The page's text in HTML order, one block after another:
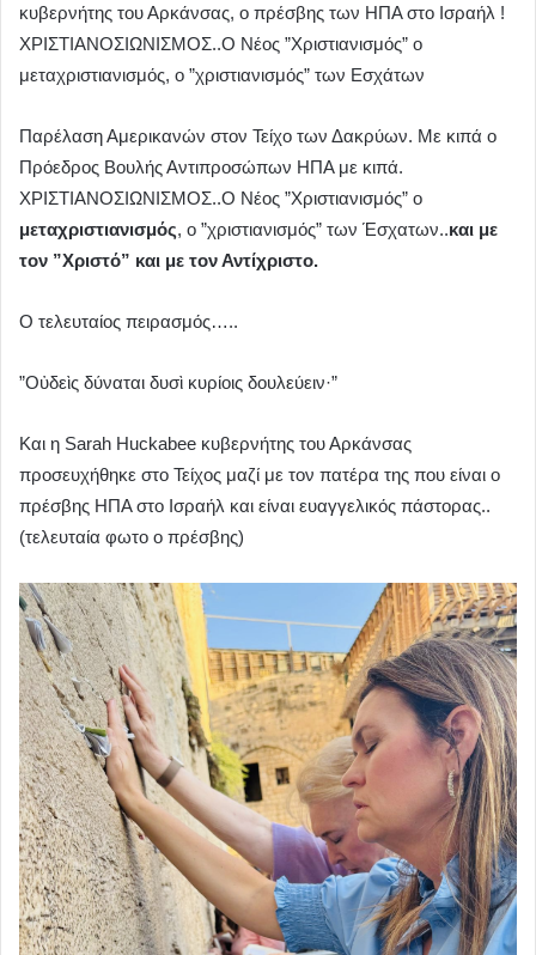
κυβερνήτης του Αρκάνσας, ο πρέσβης των ΗΠΑ στο Ισραήλ !
ΧΡΙΣΤΙΑΝΟΣΙΩΝΙΣΜΟΣ..Ο Νέος ”Χριστιανισμός” ο
μεταχριστιανισμός, ο ”χριστιανισμός” των Εσχάτων
Παρέλαση Αμερικανών στον Τείχο των Δακρύων. Με κιπά ο
Πρόεδρος Βουλής Αντιπροσώπων ΗΠΑ με κιπά.
ΧΡΙΣΤΙΑΝΟΣΙΩΝΙΣΜΟΣ..Ο Νέος ”Χριστιανισμός” ο
μεταχριστιανισμός, ο ”χριστιανισμός” των Έσχατων..και με
τον ”Χριστό” και με τον Αντίχριστο.
Ο τελευταίος πειρασμός…..
”Οὐδεὶς δύναται δυσὶ κυρίοις δουλεύειν·”
Και η Sarah Huckabee κυβερνήτης του Αρκάνσας
προσευχήθηκε στο Τείχος μαζί με τον πατέρα της που είναι ο
πρέσβης ΗΠΑ στο Ισραήλ και είναι ευαγγελικός πάστορας..
(τελευταία φωτο ο πρέσβης)